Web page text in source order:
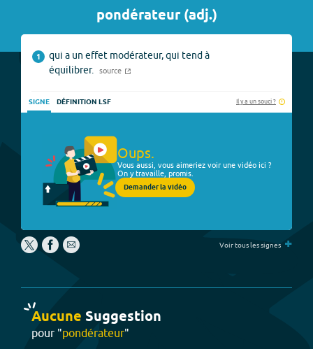
pondérateur(adj.)
1
qui a un effet modérateur, qui tend à
équilibrer.
source
SIGNE DÉFINITION LSF Il y a un souci ?
Oups.
Vous aussi, vous aimeriez voir une vidéo ici ?
On y travaille, promis.
Demander la vidéo
Voir tous les signes +
Aucune Suggestion
pour "pondérateur"